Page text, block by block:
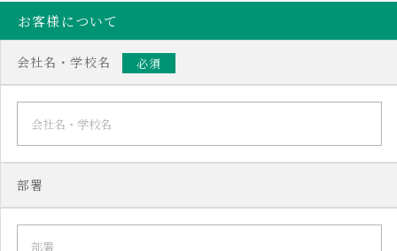
お客様について
会社名・学校名 必須
部署